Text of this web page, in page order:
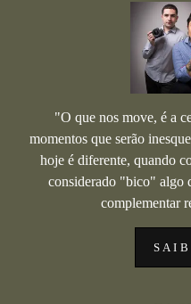
"O que nos move, é a
momentos que serão
hoje é diferente, quando
considerado "bico" algo
complementar